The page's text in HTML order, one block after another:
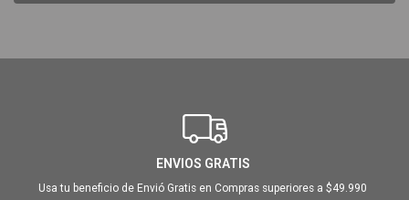
ENVIOS GRATIS
Usa tu beneficio de Envió Gratis en Compras superiores a $49.990